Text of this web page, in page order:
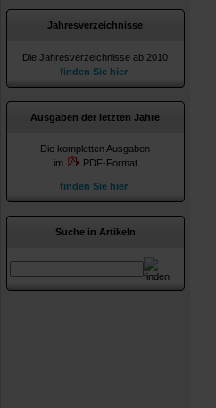
Jahresverzeichnisse
Die Jahresverzeichnisse ab 2010
finden Sie hier
Ausgaben der letzten Jahre
Die kompletten Ausgaben
im
PDF-Format
finden Sie hier
Suche in Artikeln